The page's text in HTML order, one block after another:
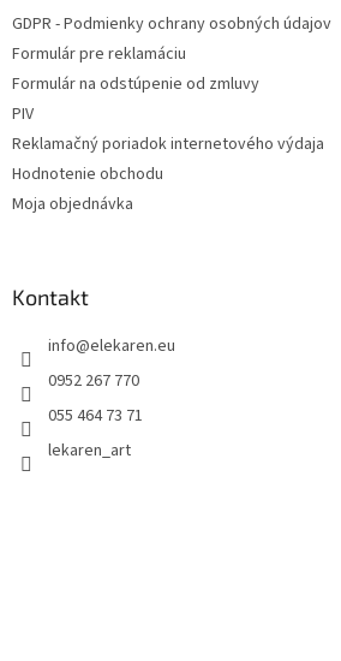
GDPR - Podmienky ochrany osobných údajov
Formulár pre reklamáciu
Formulár na odstúpenie od zmluvy
PIV
Reklamačný poriadok internetového výdaja
Hodnotenie obchodu
Moja objednávka
Kontakt
info@elekaren.eu
0952 267 770
055 464 73 71
lekaren_art